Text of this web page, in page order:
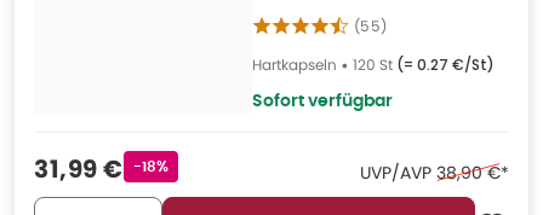
(55)
Hartkapseln • 120 St (= 0.27 €/St)
Sofort verfügbar
Verkaufspreis
31,99 € Rabattstempel
-18% UVP/AVP Ehemaliger
38,90 €*